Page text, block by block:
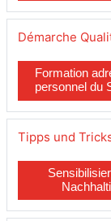
Démarche
Formation
personnel du
Tipps und